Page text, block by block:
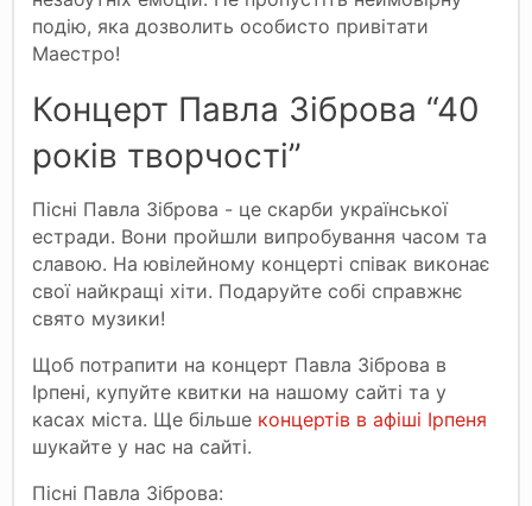
подію, яка дозволить особисто привітати
Маестро!
Концерт Павла Зіброва “40
років творчості”
Пісні Павла Зіброва - це скарби української
естради. Вони пройшли випробування часом та
славою. На ювілейному концерті співак виконає
свої найкращі хіти. Подаруйте собі справжнє
свято музики!
Щоб потрапити на концерт Павла Зіброва в
Ірпені, купуйте квитки на нашому сайті та у
касах міста. Ще більше концертів в афіші Ірпеня
шукайте у нас на сайті.
Пісні Павла Зіброва: